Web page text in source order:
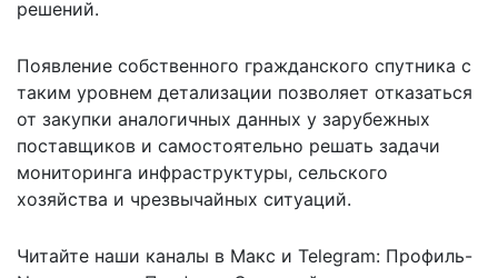
решений.
Появление собственного гражданского спутника с
таким уровнем детализации позволяет отказаться
от закупки аналогичных данных у зарубежных
поставщиков и самостоятельно решать задачи
мониторинга инфраструктуры, сельского
хозяйства и чрезвычайных ситуаций.
Читайте наши каналы в Макс и Telegram: Профиль-